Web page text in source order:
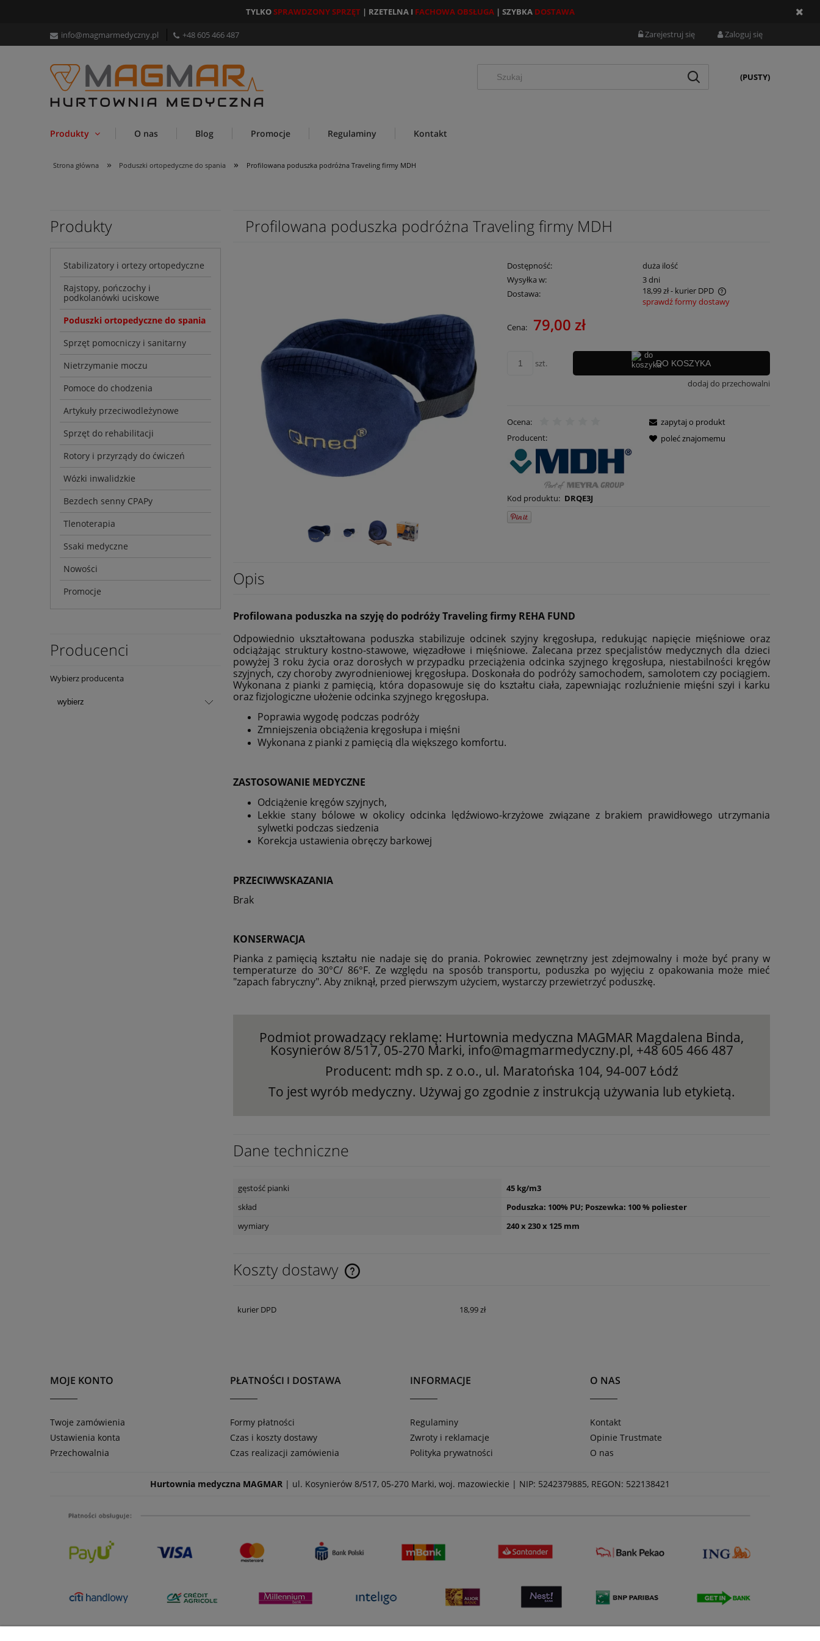
TYLKOSPRAWDZONY SPRZĘT| RZETELNA I FACHOWA OBSŁUGA| SZYBKA DOSTAWA
info@magmarmedyczny.pl +48 605 466 487 Zarejestruj się Zaloguj się
(PUSTY)
Produkty O nas Blog Promocje Regulaminy Kontakt
Strona główna » Poduszki ortopedyczne do spania » Profilowana poduszka podróżna Traveling firmy MDH
Produkty
Stabilizatory i ortezy ortopedyczne
Rajstopy, pończochy i
podkolanówki uciskowe
Poduszki ortopedyczne do spania
Sprzęt pomocniczy i sanitarny
Nietrzymanie moczu
Pomoce do chodzenia
Artykuły przeciwodleżynowe
Sprzęt do rehabilitacji
Rotory i przyrządy do ćwiczeń
Wózki inwalidzkie
Bezdech senny CPAPy
Tlenoterapia
Ssaki medyczne
Nowości
Promocje
Producenci
Wybierz producenta
Profilowana poduszka podróżna Traveling firmy MDH
Dostępność:
duża ilość
Wysyłka w:
3 dni
Dostawa:
18,99 zł- kurier DPD
Cena nie zawiera ewentualnych kosztów
płatności
sprawdź formy dostawy
Cena: 79,00 zł
szt. DO KOSZYKA
dodaj do przechowalni
Ocena:
Producent:
Kod produktu: DRQE3J
zapytaj o produkt
poleć znajomemu
Opis
Profilowana poduszka na szyję do podróży Traveling firmy REHA FUND
Odpowiednio ukształtowana poduszka stabilizuje odcinek szyjny kręgosłupa, redukując napięcie mięśniowe oraz
odciążając struktury kostno-stawowe, więzadłowe i mięśniowe. Zalecana przez specjalistów medycznych dla dzieci
powyżej 3 roku życia oraz dorosłych w przypadku przeciążenia odcinka szyjnego kręgosłupa, niestabilności kręgów
szyjnych, czy choroby zwyrodnieniowej kręgosłupa. Doskonała do podróży samochodem, samolotem czy pociągiem.
Wykonana z pianki z pamięcią, która dopasowuje się do kształtu ciała, zapewniając rozluźnienie mięśni szyi i karku
oraz fizjologiczne ułożenie odcinka szyjnego kręgosłupa.
Poprawia wygodę podczas podróży
Zmniejszenia obciążenia kręgosłupa i mięśni
Wykonana z pianki z pamięcią dla większego komfortu.
ZASTOSOWANIE MEDYCZNE
Odciążenie kręgów szyjnych,
Lekkie stany bólowe w okolicy odcinka lędźwiowo-krzyżowe związane z brakiem prawidłowego utrzymania
sylwetki podczas siedzenia
Korekcja ustawienia obręczy barkowej
PRZECIWWSKAZANIA
Brak
KONSERWACJA
Pianka z pamięcią kształtu nie nadaje się do prania. Pokrowiec zewnętrzny jest zdejmowalny i może być prany w
temperaturze do 30°C/ 86°F. Ze względu na sposób transportu, poduszka po wyjęciu z opakowania może mieć
"zapach fabryczny". Aby zniknął, przed pierwszym użyciem, wystarczy przewietrzyć poduszkę.
Podmiot prowadzący reklamę: Hurtownia medyczna MAGMAR Magdalena Binda,
Kosynierów 8/517, 05-270 Marki, info@magmarmedyczny.pl, +48 605 466 487
Producent: mdh sp. z o.o., ul. Maratońska 104, 94-007 Łódź
To jest wyrób medyczny. Używaj go zgodnie z instrukcją używania lub etykietą.
Dane techniczne
gęstość pianki
45 kg/m3
skład
Poduszka: 100% PU; Poszewka: 100 % poliester
wymiary
240 x 230 x 125 mm
Koszty dostawy
kurier DPD 18,99 zł
MOJE KONTO
Twoje zamówienia
Ustawienia konta
Przechowalnia
PŁATNOŚCI I DOSTAWA
Formy płatności
Czas i koszty dostawy
Czas realizacji zamówienia
INFORMACJE
Regulaminy
Zwroty i reklamacje
Polityka prywatności
O NAS
Kontakt
Opinie Trustmate
O nas
Hurtownia medyczna MAGMAR | ul. Kosynierów 8/517, 05-270 Marki, woj. mazowieckie | NIP: 5242379885, REGON: 522138421